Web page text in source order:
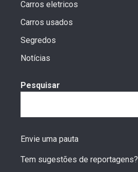
Carros eletricos
Carros usados
Segredos
Notícias
Pesquisar
Envie uma pauta
Tem sugestões de reportagens?